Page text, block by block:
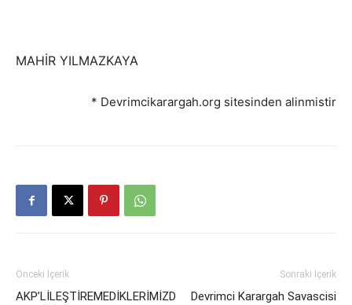
MAHİR YILMAZKAYA
* Devrimcikarargah.org sitesinden alinmistir
Önceki İçerik
AKP’LİLEŞTİREMEDİKLERİMİZD
Sonraki İçerik
Devrimci Karargah Savascisi